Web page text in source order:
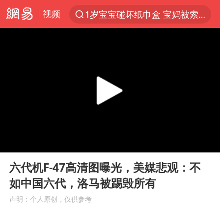
视频
1岁宝宝碰坏纸巾盒 宝妈被索赔924元
阿根廷足协发文力挺因凡蒂诺
日本广岛民众举行游行反对政府行径
21楼高空抛物嫌疑人被拘留
Play
六代机F-47高清图曝光，美媒悲观：不
如中国六代，洛马被踢毁所有
声明：个人原创，仅供参考